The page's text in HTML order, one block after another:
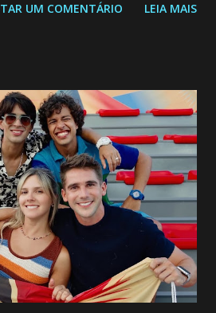
do SBT de 08/06/26 a 14/06/26
ele demonstrou ser o tipo de
durante toda a vida. Camila
e imagina como seria o
seduzi-lo. Manuel avisa a
de Gabriel com Joana.
de todas as suspeitas pelo
apontando que ele poderia
de Gabriel. Artur informa a Gabriel
por engano outra paciente, que está
UM COMENTÁRIO LEIA MAIS